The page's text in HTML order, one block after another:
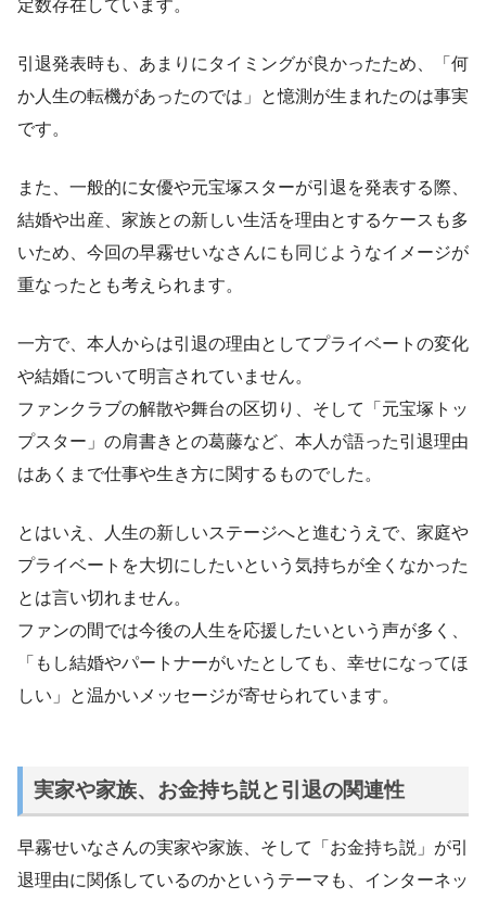
定数存在しています。
引退発表時も、あまりにタイミングが良かったため、「何
か人生の転機があったのでは」と憶測が生まれたのは事実
です。
また、一般的に女優や元宝塚スターが引退を発表する際、
結婚や出産、家族との新しい生活を理由とするケースも多
いため、今回の早霧せいなさんにも同じようなイメージが
重なったとも考えられます。
一方で、本人からは引退の理由としてプライベートの変化
や結婚について明言されていません。
ファンクラブの解散や舞台の区切り、そして「元宝塚トッ
プスター」の肩書きとの葛藤など、本人が語った引退理由
はあくまで仕事や生き方に関するものでした。
とはいえ、人生の新しいステージへと進むうえで、家庭や
プライベートを大切にしたいという気持ちが全くなかった
とは言い切れません。
ファンの間では今後の人生を応援したいという声が多く、
「もし結婚やパートナーがいたとしても、幸せになってほ
しい」と温かいメッセージが寄せられています。
実家や家族、お金持ち説と引退の関連性
早霧せいなさんの実家や家族、そして「お金持ち説」が引
退理由に関係しているのかというテーマも、インターネッ